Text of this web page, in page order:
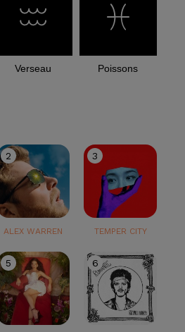
Verseau Poissons
2
ALEX WARREN
3
TEMPER CITY
5 6